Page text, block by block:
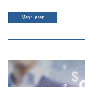
Mehr lesen